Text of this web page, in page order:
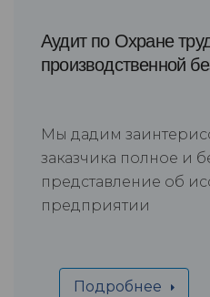
Аудит по Охране
производственной
Мы дадим
заказчика полное и
представление об
предприятии
Подробнее